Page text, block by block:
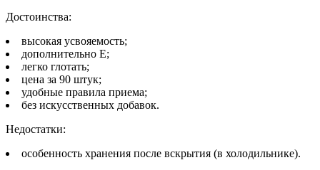
Достоинства:
высокая усвояемость;
дополнительно Е;
легко глотать;
цена за 90 штук;
удобные правила приема;
без искусственных добавок.
Недостатки:
особенность хранения после вскрытия (в холодильнике).